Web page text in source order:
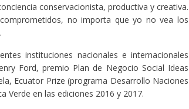
conservacionista, productiva y creativa.
no importa que yo no vea los
instituciones nacionales e internacionales
Ford, premio Plan de Negocio Social Ideas
Ecuator Prize (programa Desarrollo Naciones
Verde en las ediciones 2016 y 2017.